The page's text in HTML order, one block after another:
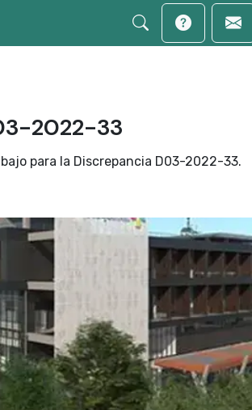
2022-33
para la Discrepancia D03-2022-33.